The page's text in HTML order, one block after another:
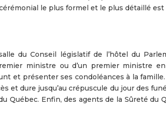
le plus formel et le plus détaillé est
du Conseil législatif de l’hôtel du
ministre ou d’un premier ministre
et présenter ses condoléances à la
et dure jusqu’au crépuscule du jour des
Québec. Enfin, des agents de la Sûreté du